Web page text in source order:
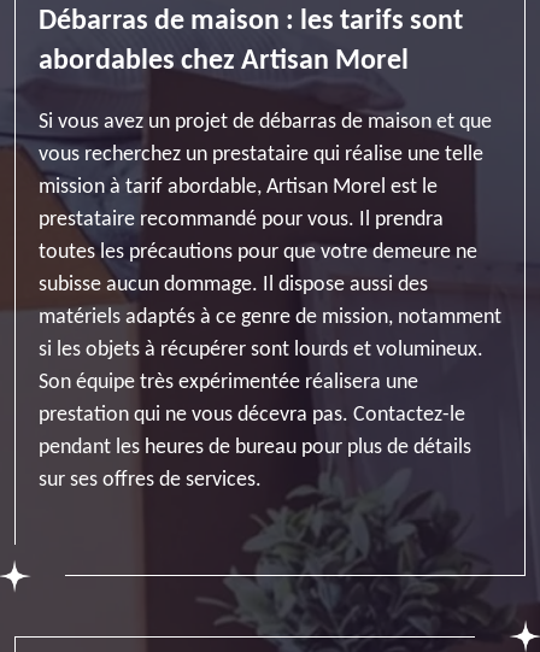
Débarras de maison : les tarifs sont
abordables chez Artisan Morel
Si vous avez un projet de débarras de maison et que
vous recherchez un prestataire qui réalise une telle
mission à tarif abordable, Artisan Morel est le
prestataire recommandé pour vous. Il prendra
toutes les précautions pour que votre demeure ne
subisse aucun dommage. Il dispose aussi des
matériels adaptés à ce genre de mission, notamment
si les objets à récupérer sont lourds et volumineux.
Son équipe très expérimentée réalisera une
prestation qui ne vous décevra pas. Contactez-le
pendant les heures de bureau pour plus de détails
sur ses offres de services.